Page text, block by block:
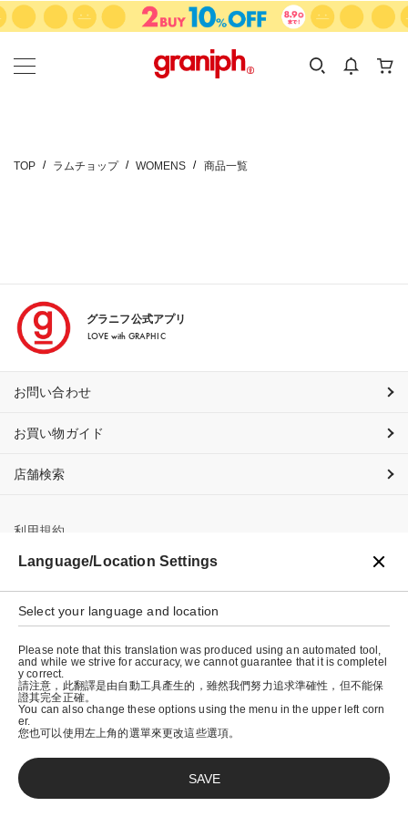
カテゴリーから探す
KIDS
カテゴリ
サイズ
TOP ラムチョップ WOMENS 商品一覧
グラニフ公式アプリ
LOVE with GRAPHIC
お問い合わせ
お買い物ガイド
店舗検索
利用規約
プライバシーポリシー
特定商取引法に基づく表示
会社概要
© graniph inc.
Language/Location Settings
Select your language and location
Please note that this translation was produced using an automated tool,
and while we strive for accuracy, we cannot guarantee that it is completel
y correct.
請注意，此翻譯是由自動工具產生的，雖然我們努力追求準確性，但不能保
證其完全正確。
You can also change these options using the menu in the upper left corn
er.
您也可以使用左上角的選單來更改這些選項。
SAVE